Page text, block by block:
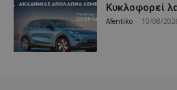
Κυκλοφορεί
Afentiko 10/08/